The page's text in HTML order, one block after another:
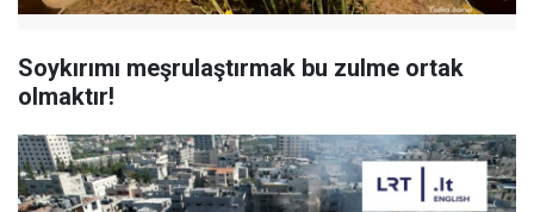
Soykırımı meşrulaştırmak bu zulme ortak
olmaktır!